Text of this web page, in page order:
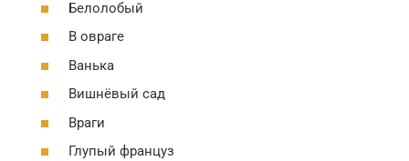
Белолобый
В овраге
Ванька
Вишнёвый сад
Враги
Глупый француз